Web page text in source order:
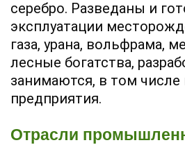
серебро. Разведаны и
эксплуатации
газа, урана, вольфрама,
лесные богатства,
занимаются, в том
предприятия.
Отрасли